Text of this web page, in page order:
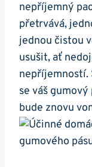
‌nepříjemný
přetrvává,
jednou čistou
usušit, ať
nepříjemností.
se váš
bude ⁢znovu